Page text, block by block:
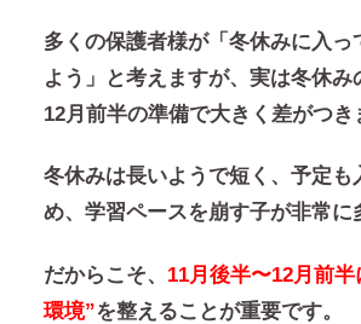
多くの保護者様が「冬休みに入っ
よう」と考えますが、実は冬休み
12月前半の準備で大きく差がつき
冬休みは長いようで短く、予定も
め、学習ペースを崩す子が非常に
だからこそ、 11月後半〜12月前
環境”を整えることが重要です。